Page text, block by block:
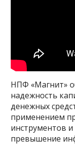
НПФ «Магнит»
надежность
денежных
применением
инструментов
превышение